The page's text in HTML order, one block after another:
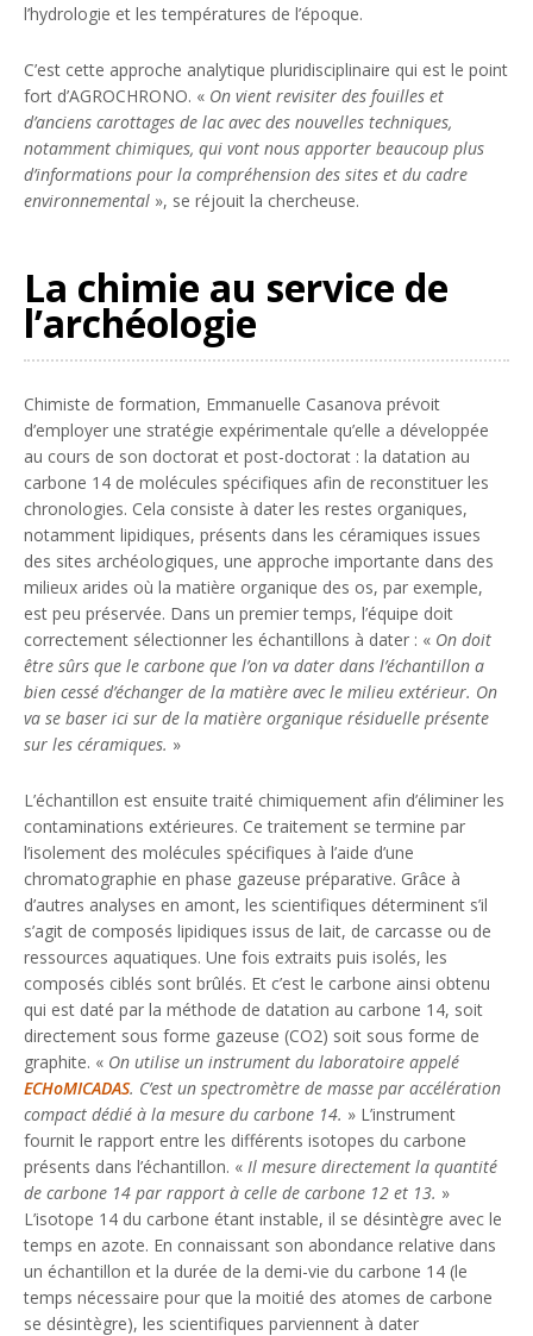
l’hydrologie et les températures de l’époque.
C’est cette approche analytique pluridisciplinaire qui est le point
fort d’AGROCHRONO. « On vient revisiter des fouilles et
d’anciens carottages de lac avec des nouvelles techniques,
notamment chimiques, qui vont nous apporter beaucoup plus
d’informations pour la compréhension des sites et du cadre
environnemental », se réjouit la chercheuse.
La chimie au service de
l’archéologie
Chimiste de formation, Emmanuelle Casanova prévoit
d’employer une stratégie expérimentale qu’elle a développée
au cours de son doctorat et post-doctorat : la datation au
carbone 14 de molécules spécifiques afin de reconstituer les
chronologies. Cela consiste à dater les restes organiques,
notamment lipidiques, présents dans les céramiques issues
des sites archéologiques, une approche importante dans des
milieux arides où la matière organique des os, par exemple,
est peu préservée. Dans un premier temps, l’équipe doit
correctement sélectionner les échantillons à dater : « On doit
être sûrs que le carbone que l’on va dater dans l’échantillon a
bien cessé d’échanger de la matière avec le milieu extérieur. On
va se baser ici sur de la matière organique résiduelle présente
sur les céramiques. »
L’échantillon est ensuite traité chimiquement afin d’éliminer les
contaminations extérieures. Ce traitement se termine par
l’isolement des molécules spécifiques à l’aide d’une
chromatographie en phase gazeuse préparative. Grâce à
d’autres analyses en amont, les scientifiques déterminent s’il
s’agit de composés lipidiques issus de lait, de carcasse ou de
ressources aquatiques. Une fois extraits puis isolés, les
composés ciblés sont brûlés. Et c’est le carbone ainsi obtenu
qui est daté par la méthode de datation au carbone 14, soit
directement sous forme gazeuse (CO2) soit sous forme de
graphite. « On utilise un instrument du laboratoire appelé
ECHoMICADAS. C’est un spectromètre de masse par accélération
compact dédié à la mesure du carbone 14. » L’instrument
fournit le rapport entre les différents isotopes du carbone
présents dans l’échantillon. « Il mesure directement la quantité
de carbone 14 par rapport à celle de carbone 12 et 13. »
L’isotope 14 du carbone étant instable, il se désintègre avec le
temps en azote. En connaissant son abondance relative dans
un échantillon et la durée de la demi-vie du carbone 14 (le
temps nécessaire pour que la moitié des atomes de carbone
se désintègre), les scientifiques parviennent à dater